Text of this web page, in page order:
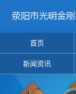
首页
新闻资讯